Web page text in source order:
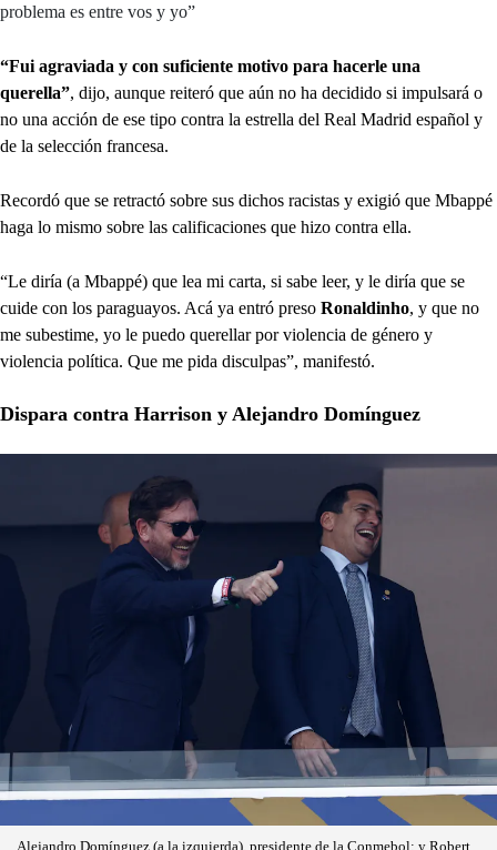
problema es entre vos y yo”
“Fui agraviada y con suficiente motivo para hacerle una
querella”, dijo, aunque reiteró que aún no ha decidido si impulsará o
no una acción de ese tipo contra la estrella del Real Madrid español y
de la selección francesa.
Recordó que se retractó sobre sus dichos racistas y exigió que Mbappé
haga lo mismo sobre las calificaciones que hizo contra ella.
“Le diría (a Mbappé) que lea mi carta, si sabe leer, y le diría que se
cuide con los paraguayos. Acá ya entró preso Ronaldinho, y que no
me subestime, yo le puedo querellar por violencia de género y
violencia política. Que me pida disculpas”, manifestó.
Dispara contra Harrison y Alejandro Domínguez